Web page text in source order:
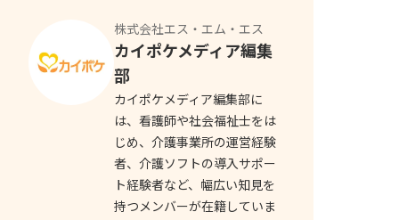
株式会社エス・エム・エス
カイポケメディア編集
部
カイポケメディア編集部に
は、看護師や社会福祉士をは
じめ、介護事業所の運営経験
者、介護ソフトの導入サポー
ト経験者など、幅広い知見を
持つメンバーが在籍していま